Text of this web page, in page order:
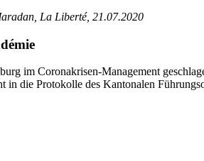
La Liberté, 21.07.2020
im Coronakrisen-Management
in die Protokolle des Kantonalen